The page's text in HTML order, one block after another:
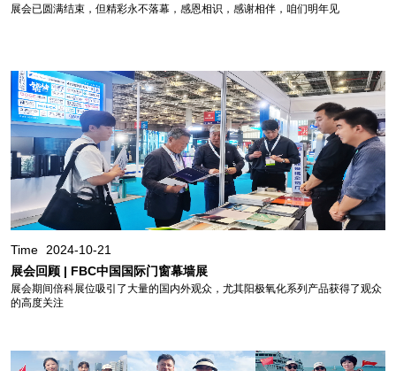
展会已圆满结束，但精彩永不落幕，感恩相识，感谢相伴，咱们明年见
Time
2024-10-21
展会回顾 | FBC中国国际门窗幕墙展
展会期间倍科展位吸引了大量的国内外观众，尤其阳极氧化系列产品获得了观众
的高度关注